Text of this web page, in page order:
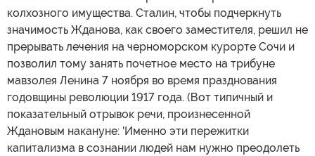
колхозного имущества. Сталин, чтобы подчеркнуть
значимость Жданова, как своего заместителя, решил не
прерывать лечения на черноморском курорте Сочи и
позволил тому занять почетное место на трибуне
мавзолея Ленина 7 ноября во время празднования
годовщины революции 1917 года. (Вот типичный и
показательный отрывок речи, произнесенной
Ждановым накануне: 'Именно эти пережитки
капитализма в сознании людей нам нужно преодолеть